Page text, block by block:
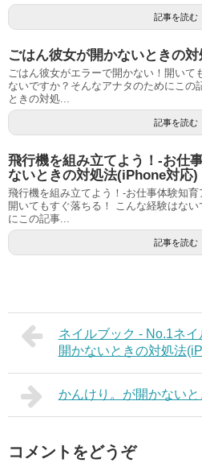
記事を読む
ごはん彼女が開かないときの
ごはん彼女がエラーで開かない！開いて
ないですか？そんなアナタのためにこの
ときの対処...
記事を読む
飛行機を組み立てよう！-お仕
ないときの対処法(iPhone対応)
飛行機を組み立てよう！-お仕事体験知育
開いてもすぐ落ちる！ こんな経験はな
にこの記事...
記事を読む
ネイルブック - No.1ネ
開かないときの対処法
かんけり。が開かない
コメントをどうぞ